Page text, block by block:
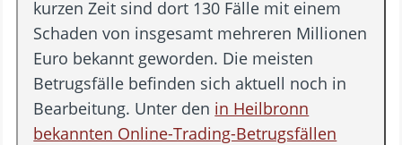
kurzen Zeit sind dort 130 Fälle mit einem
Schaden von insgesamt mehreren Millionen
Euro bekannt geworden. Die meisten
Betrugsfälle befinden sich aktuell noch in
Bearbeitung. Unter den in Heilbronn
bekannten Online-Trading-Betrugsfällen